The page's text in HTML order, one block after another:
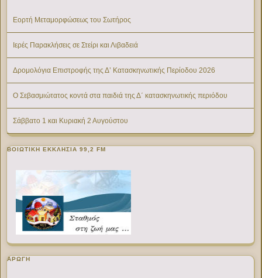
Εορτή Μεταμορφώσεως του Σωτήρος
Ιερές Παρακλήσεις σε Στείρι και Λιβαδειά
Δρομολόγια Επιστροφής της Δ’ Κατασκηνωτικής Περίοδου 2026
Ο Σεβασμιώτατος κοντά στα παιδιά της Δ΄ κατασκηνωτικής περιόδου
Σάββατο 1 και Κυριακή 2 Αυγούστου
ΒΟΙΩΤΙΚΉ ΕΚΚΛΗΣΊΑ 99,2 FM
ΑΡΩΓΗ